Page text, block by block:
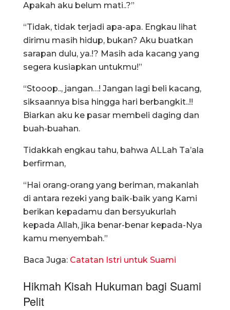
Apakah aku belum mati..?”
“Tidak, tidak terjadi apa-apa. Engkau lihat
dirimu masih hidup, bukan? Aku buatkan
sarapan dulu, ya.!? Masih ada kacang yang
segera kusiapkan untukmu!”
“Stooop.., jangan…! Jangan lagi beli kacang,
siksaannya bisa hingga hari berbangkit..!!
Biarkan aku ke pasar membeli daging dan
buah-buahan.
Tidakkah engkau tahu, bahwa ALLah Ta’ala
berfirman,
“Hai orang-orang yang beriman, makanlah
di antara rezeki yang baik-baik yang Kami
berikan kepadamu dan bersyukurlah
kepada Allah, jika benar-benar kepada-Nya
kamu menyembah.”
Baca Juga: Catatan Istri untuk Suami
Hikmah Kisah Hukuman bagi Suami
Pelit